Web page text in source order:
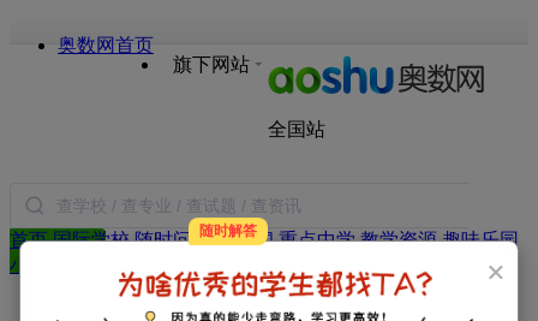
×
奥数网首页
旗下网站
全国站
首页国际学校 随时问 随时解答
小学新闻 重点中学 教学资源 趣味乐园
小学试题
一年级 二年级 三年级 四年级 五年级